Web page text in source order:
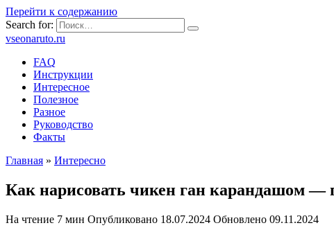
Перейти к содержанию
Search for:
vseonaruto.ru
FAQ
Инструкции
Интересное
Полезное
Разное
Руководство
Факты
Главная » Интересно
Как нарисовать чикен ган карандашом —
На чтение 7 мин Опубликовано 18.07.2024 Обновлено 09.11.2024